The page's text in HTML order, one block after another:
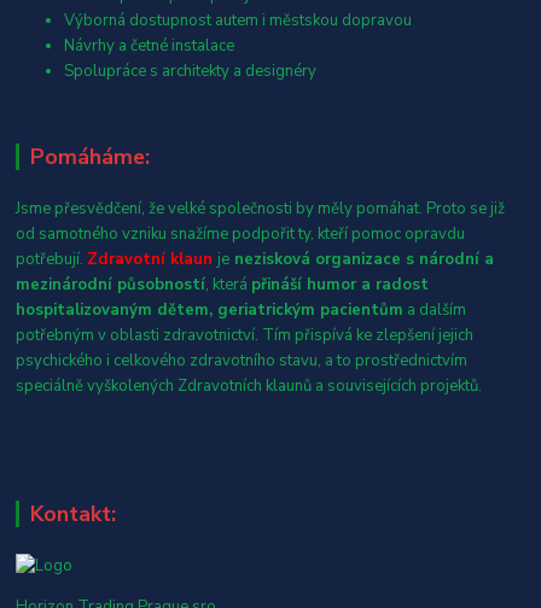
Výborná dostupnost autem i městskou dopravou
Návrhy a četné instalace
Spolupráce s architekty a designéry
Pomáháme:
Jsme přesvědčení, že velké společnosti by měly pomáhat. Proto se již
od samotného vzniku snažíme podpořit ty, kteří pomoc opravdu
potřebují. Zdravotní klaun je nezisková organizace s národní a
mezinárodní působností, která přináší humor a radost
hospitalizovaným dětem, geriatrickým pacientům a dalším
potřebným v oblasti zdravotnictví. Tím přispívá ke zlepšení jejich
psychického i celkového zdravotního stavu, a to prostřednictvím
speciálně vyškolených Zdravotních klaunů a souvisejících projektů.
Kontakt: